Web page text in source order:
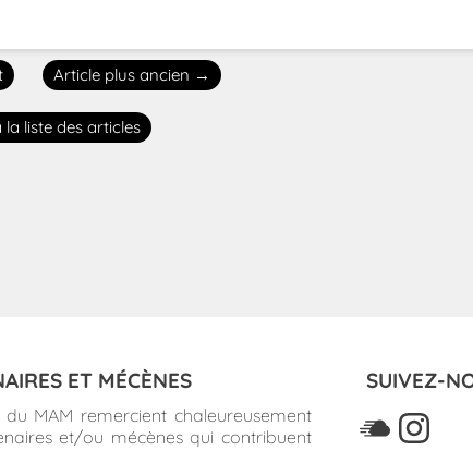
SUIVEZ-
ET MÉCÈNES
du MAM remercient chaleureusement
et/ou mécènes qui contribuent
Article plus ancien →
la liste des articles